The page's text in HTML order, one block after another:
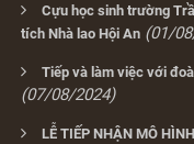
Cựu học sinh trường
tích Nhà lao Hội An (01/
Tiếp và làm việc với
(07/08/2024)
LỄ TIẾP NHẬN MÔ